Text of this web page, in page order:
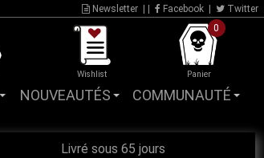
Newsletter Facebook Twitter
Wishlist
0
Panier
NOUVEAUTÉS COMMUNAUTÉ
Livré sous 65 jours